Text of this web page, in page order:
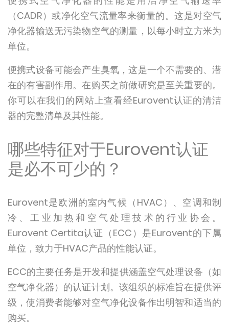
（CADR）或净化空气流量率来衡量的。这是对空气
净化器输送无污染物空气的测量，以每小时立方米为
单位。
便携式设备可能会产生臭氧，这是一个不需要的、潜
在的有害副作用。在购买之前做研究是至关重要的。
你可以在我们的网站上查看经Eurovent认证的清洁
器的完整清单及其性能。
哪些特征对于Eurovent认证
是必不可少的？
Eurovent是欧洲的室内气候（HVAC）、空调和制
冷、工业加热和空气处理技术的行业协会。
Eurovent Certita认证（ECC）是Eurovent的下属
单位，致力于HVAC产品的性能认证。
ECC的主要任务是开发和提供涵盖空气处理设备（如
空气净化器）的认证计划。该组织的标准旨在提供评
级，使消费者能够对空气净化设备作出明智和适当的
购买。